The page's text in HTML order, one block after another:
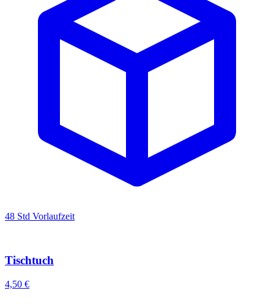
48 Std Vorlaufzeit
Tischtuch
4,50 €